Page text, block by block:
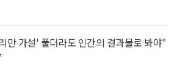
가설' 풀더라도 인간의 결과물로 봐야"